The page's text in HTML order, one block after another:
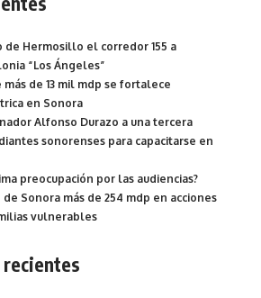
de Hermosillo el corredor 155 a
“Los Ángeles”
de 13 mil mdp se fortalece
en Sonora
Alfonso Durazo a una tercera
sonorenses para capacitarse en
preocupación por las audiencias?
Sonora más de 254 mdp en acciones
vulnerables